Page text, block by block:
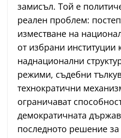
замисъл. Той е
реален проблем:
изместване на
от избрани институции
наднационални
режими, съдебни
технократични
ограничават
демократичната
последното решение за